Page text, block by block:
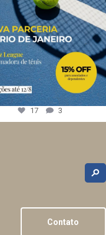
17 3
Contato